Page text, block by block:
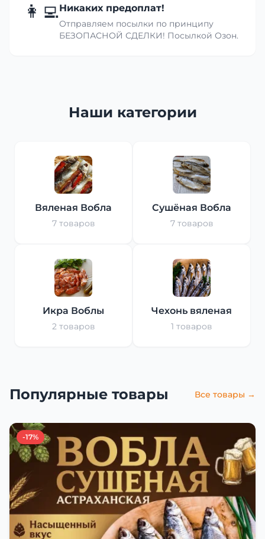
👩‍💻Никаких предоплат!
Отправляем посылки по принципу
БЕЗОПАСНОЙ СДЕЛКИ! Посылкой Озон.
Наши категории
Вяленая Вобла
7 товаров
Сушёная Вобла
7 товаров
Икра Воблы
2 товаров
Чехонь вяленая
1 товаров
Популярные товары Все товары →
-17%